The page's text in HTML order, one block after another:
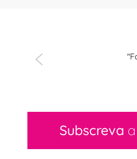
Subscreva